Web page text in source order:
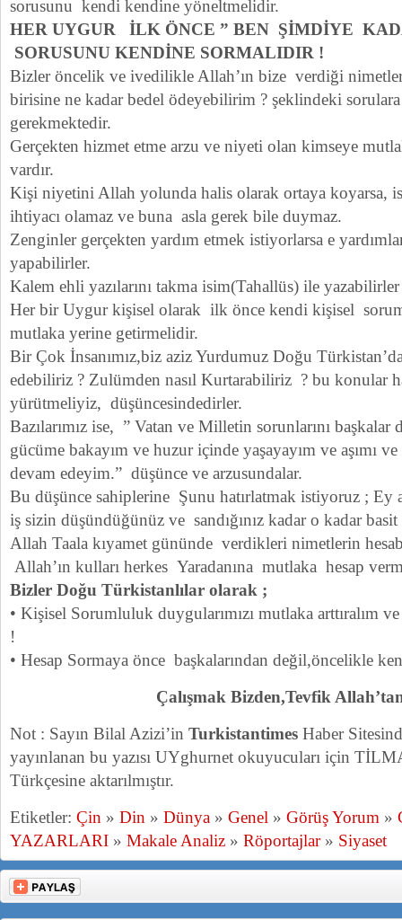
sorusunu kendi kendine yöneltmelidir.
HER UYGUR İLK ÖNCE ” BEN ŞİMDİYE
SORUSUNU KENDİNE SORMALIDIR !
Bizler öncelik ve ivedilikle Allah’ın bize verdiği
birisine ne kadar bedel ödeyebilirim ? şeklindeki sorulara
gerekmektedir.
Gerçekten hizmet etme arzu ve niyeti olan kimseye
vardır.
Kişi niyetini Allah yolunda halis olarak ortaya koyarsa,
ihtiyacı olamaz ve buna asla gerek bile duymaz.
Zenginler gerçekten yardım etmek istiyorlarsa e
yapabilirler.
Kalem ehli yazılarını takma isim(Tahallüs) ile
Her bir Uygur kişisel olarak ilk önce kendi kişisel
mutlaka yerine getirmelidir.
Bir Çok İnsanımız,biz aziz Yurdumuz Doğu
edebiliriz ? Zulümden nasıl Kurtarabiliriz ? bu konular
yürütmeliyiz, düşüncesindedirler.
Bazılarımız ise, ” Vatan ve Milletin sorunlarını
gücüme bakayım ve huzur içinde yaşayayım ve aşımı
devam edeyim.” düşünce ve arzusundalar.
Bu düşünce sahiplerine Şunu hatırlatmak istiyoruz ;
iş sizin düşündüğünüz ve sandığınız kadar o kadar
Allah Taala kıyamet gününde verdikleri nimetlerin
Allah’ın kulları herkes Yaradanına mutlaka hesap
Bizler Doğu Türkistanlılar olarak ;
• Kişisel Sorumluluk duygularımızı mutlaka arttıralım
!
• Hesap Sormaya önce başkalarından değil,öncelikle
Çalışmak Bizden,Tevfik
Not : Sayın Bilal Azizi’in Turkistantimes Haber
yayınlanan bu yazısı UYghurnet okuyucuları için
Türkçesine aktarılmıştır.
Etiketler: Çin » Din » Dünya » Genel » Görüş Yorum »
YAZARLARI » Makale Analiz » Röportajlar» Siyaset